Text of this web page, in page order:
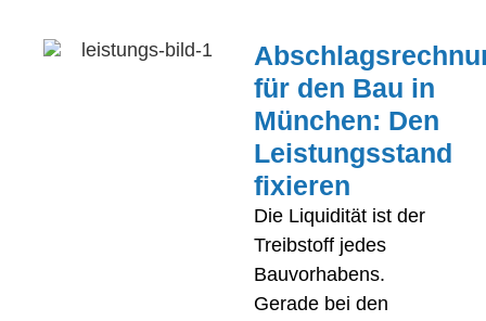
für den Bau in
München: Den
Leistungsstand
fixieren
Die Liquidität ist der
Treibstoff jedes
Bauvorhabens.
Gerade bei den